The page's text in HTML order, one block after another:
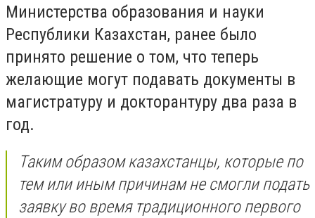
Министерства образования и науки
Республики Казахстан, ранее было
принято решение о том, что теперь
желающие могут подавать документы в
магистратуру и докторантуру два раза в
год.
Таким образом казахстанцы, которые по
тем или иным причинам не смогли подать
заявку во время традиционного первого